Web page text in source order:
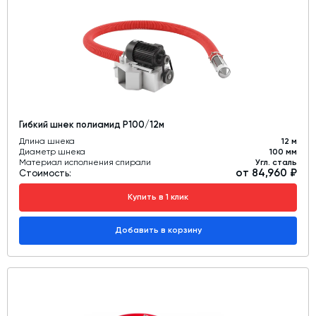
Дозаторы для бетонных заводов
Затворы для силосов и дозаторов
Промышленные фильтры и комплектующие
Пневмооборудование
Телескопические загрузчики
Датчики
Промышленные вибраторы
Рециклинг
Дробильно-сортировочный комплекс
Околопрессовочное оборудование
Гибкий шнек полиамид Р100/12м
Длина шнека
12 м
Диаметр шнека
100 мм
Материал исполнения спирали
Угл. сталь
Стоимость: от 84,960 ₽
Купить в 1 клик
Добавить в корзину